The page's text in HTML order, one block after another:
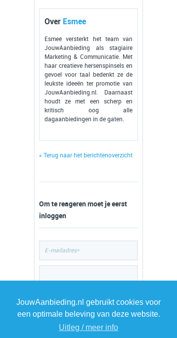
JouwAanbieding.nl gebruikt cookies voor
een optimale beleving van deze website.
Uitleg / meer info
Over Esmee
Esmeé versterkt het team van
JouwAanbieding als stagiaire
Marketing & Communicatie. Met
haar creatieve hersenspinsels en
gevoel voor taal bedenkt ze de
leukste ideeën ter promotie van
JouwAanbieding.nl. Daarnaast
houdt ze met een scherp en
kritisch oog alle
dagaanbiedingen in de gaten.
« Terug naar het berichtenoverzicht
Om te reageren moet je eerst
inloggen
TOP 5 AANBIEDINGEN